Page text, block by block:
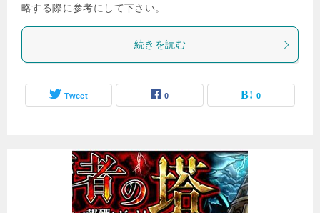
略する際に参考にして下さい。
続きを読む
Tweet 0 0